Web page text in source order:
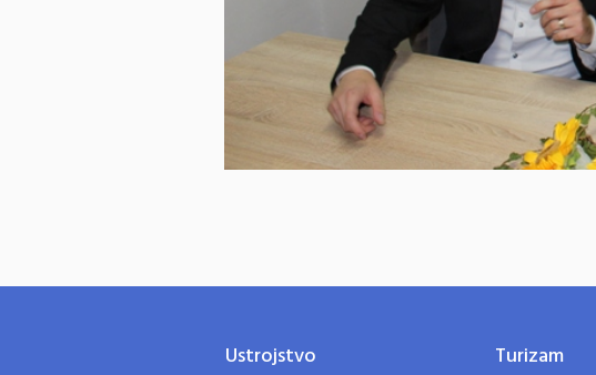
Ustrojstvo Turizam